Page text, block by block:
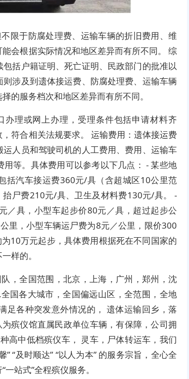
限于防腐处理费、运输车辆的折旧费用、维
会根据实际情况和地区差异而有所不同。 综
括户籍证明、死亡证明、民政部门的批准以
涉及到遗体接运费、防腐处理费、运输车辆
的服务档次和地区差异而有所不同。
办理或网上办理，受理条件包括申请材料齐
符合相关法规要求。 运输费用：遗体接运费
人员和驾驶司机的人工费用、费用、运输车
等。具体费用可以参考以下几点： - 某些地
括汽车接运费360元/具（含超城区10公里范
尸费210元/具、卫生及材料费130元/具。 -
／具，小型车起步价80元／具，超过起步公
里，小型车辆运尸费为8元／公里，限价300
10万元起步，具体费用根据死在不同国家的
样的。
，全国范围，北京，上海，广州，郑州，沈
国各大城市，全国偏远山区，全范围，全地
足各种突发意外情况的， 遗体运输回乡，落
殡仪馆直属民政单位车辆，有保障，公司拥
高中低档殡仪车， 灵车，尸体转运车，我们
” “及时顺达” “以人为本” 的服务宗旨，全心全
站式”全程殡仪服务。